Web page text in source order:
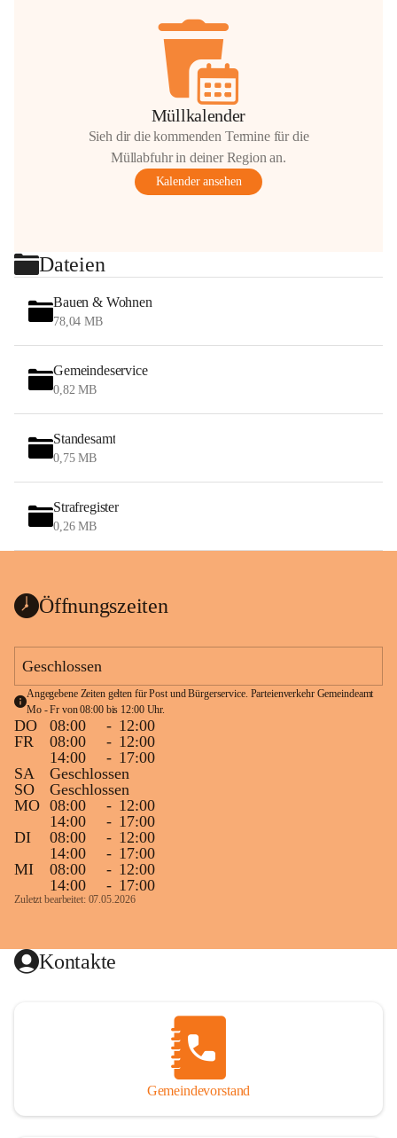
Müllkalender
Sieh dir die kommenden Termine für die
Müllabfuhr in deiner Region an.
Kalender ansehen
Dateien
Bauen & Wohnen
78,04 MB
Gemeindeservice
0,82 MB
Standesamt
0,75 MB
Strafregister
0,26 MB
Öffnungszeiten
Geschlossen
Angegebene Zeiten gelten für Post und Bürgerservice. Parteienverkehr Gemeindeamt
Mo - Fr von 08:00 bis 12:00 Uhr.
DO 08:00 - 12:00
FR
08:00 - 12:00
14:00
- 17:00
SA
Geschlossen
SO
Geschlossen
MO 08:00 - 12:00
14:00
- 17:00
DI
08:00 - 12:00
14:00
- 17:00
MI
08:00 - 12:00
14:00
- 17:00
Zuletzt bearbeitet: 07.05.2026
Kontakte
Gemeindevorstand